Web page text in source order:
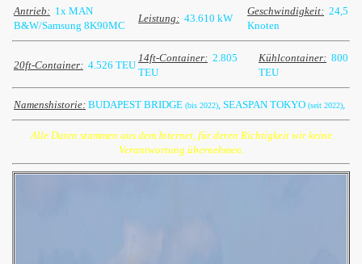
Antrieb: 1x MAN
B&W/Samsung 8K90MC
Leistung: 43.610 kW
Geschwindigkeit: 24,5
Knoten
20ft-Container: 4.526 TEU
14ft-Container: 2.805
TEU
Kühlcontainer: 800
TEU
Namenshistorie: BUDAPEST BRIDGE (bis 2022), SEASPAN TOKYO (seit 2022),
Alle Daten stammen aus dem Internet, für deren Richtigkeit wir keine
Verantwortung übernehmen.